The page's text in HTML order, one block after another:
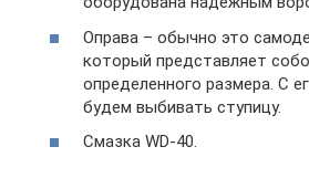
Оправа – обычно это
который представляет
определенного размера. С
будем выбивать ступицу.
Смазка WD-40.